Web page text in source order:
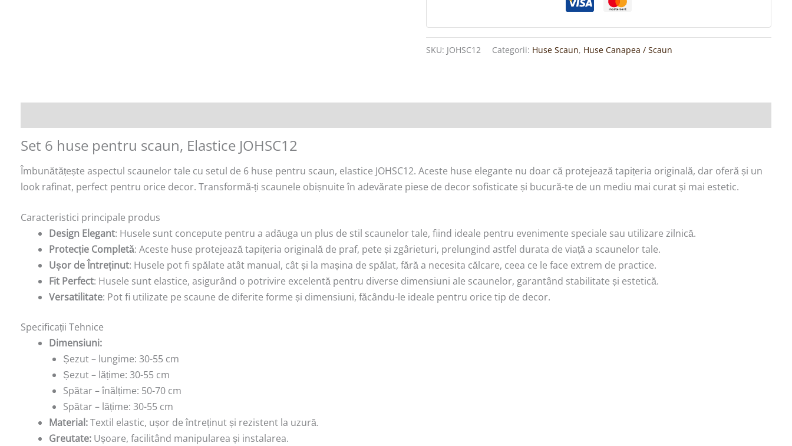
SKU: JOHSC12 Categorii: Huse Scaun, Huse Canapea / Scaun
Set 6 huse pentru scaun, Elastice JOHSC12
Îmbunătățește aspectul scaunelor tale cu setul de 6 huse pentru scaun, elastice JOHSC12. Aceste huse elegante nu doar că protejează tapițeria originală, dar oferă și un
look rafinat, perfect pentru orice decor. Transformă-ți scaunele obișnuite în adevărate piese de decor sofisticate și bucură-te de un mediu mai curat și mai estetic.
Caracteristici principale produs
Design Elegant: Husele sunt concepute pentru a adăuga un plus de stil scaunelor tale, fiind ideale pentru evenimente speciale sau utilizare zilnică.
Protecție Completă: Aceste huse protejează tapițeria originală de praf, pete și zgârieturi, prelungind astfel durata de viață a scaunelor tale.
Ușor de Întreținut: Husele pot fi spălate atât manual, cât și la mașina de spălat, fără a necesita călcare, ceea ce le face extrem de practice.
Fit Perfect: Husele sunt elastice, asigurând o potrivire excelentă pentru diverse dimensiuni ale scaunelor, garantând stabilitate și estetică.
Versatilitate: Pot fi utilizate pe scaune de diferite forme și dimensiuni, făcându-le ideale pentru orice tip de decor.
Specificații Tehnice
Dimensiuni:
Șezut – lungime: 30-55 cm
Șezut – lățime: 30-55 cm
Spătar – înălțime: 50-70 cm
Spătar – lățime: 30-55 cm
Material:Textil elastic, ușor de întreținut și rezistent la uzură.
Greutate: Ușoare, facilitând manipularea și instalarea.